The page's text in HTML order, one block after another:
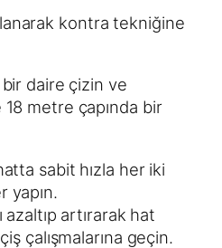
kontra tekniğine
daire çizin ve
metre çapında bir
sabit hızla her iki
yapın.
artırarak hat
çalışmalarına geçin.